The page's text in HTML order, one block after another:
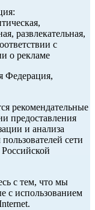
развлекательная,
с
о рекламе
Федерация,
рекомендательные
предоставления
и анализа
сети
с тем, что мы
с использованием